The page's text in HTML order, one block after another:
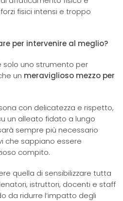
fisici intensi e troppo
per intervenire al meglio?
solo uno strumento per
un meraviglioso mezzo per
con delicatezza e rispetto,
un alleato fidato a lungo
sempre più necessario
che sappiano essere
compito.
quella di sensibilizzare tutta
istruttori, docenti e staff
da ridurre l’impatto degli